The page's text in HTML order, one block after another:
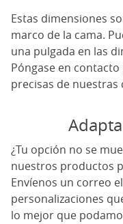
Estas dimensiones
marco de la cama.
una pulgada en las
Póngase en
precisas de nuestras
¿Tu opción no se
nuestros productos
Envíenos un correo
personalizaciones
lo mejor que